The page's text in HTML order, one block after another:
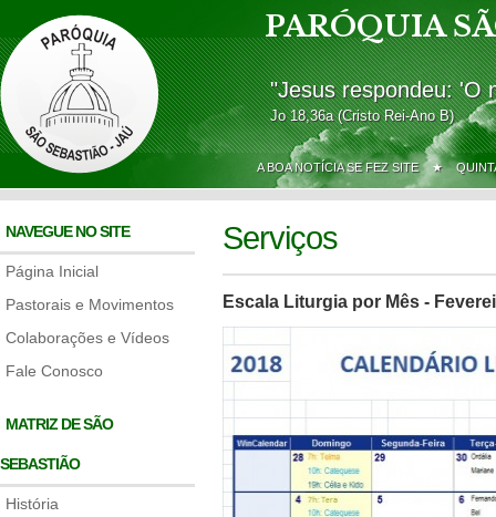
PARÓQUIA
"Jesus respondeu: 'O
Jo 18,36a (Cristo Rei-Ano B)
A BOA NOTÍCIA SE FEZ SITE ★
NAVEGUE NO SITE
Página Inicial
Pastorais e Movimentos
Colaborações e Vídeos
Fale Conosco
MATRIZ DE SÃO
SEBASTIÃO
História
Serviços
Escala Liturgia por Mês -